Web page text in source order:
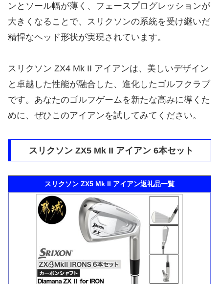
ンとソール幅が薄く、フェースプログレッションが
大きくなることで、スリクソンの系統を受け継いだ
精悍なヘッド形状が実現されています。
スリクソン ZX4 Mk II アイアンは、美しいデザイン
と卓越した性能が融合した、進化したゴルフクラブ
です。あなたのゴルフゲームを新たな高みに導くた
めに、ぜひこのアイアンを試してみてください。
スリクソン ZX5 Mk II アイアン 6本セット
スリクソン ZX5 Mk II アイアン返礼品一覧